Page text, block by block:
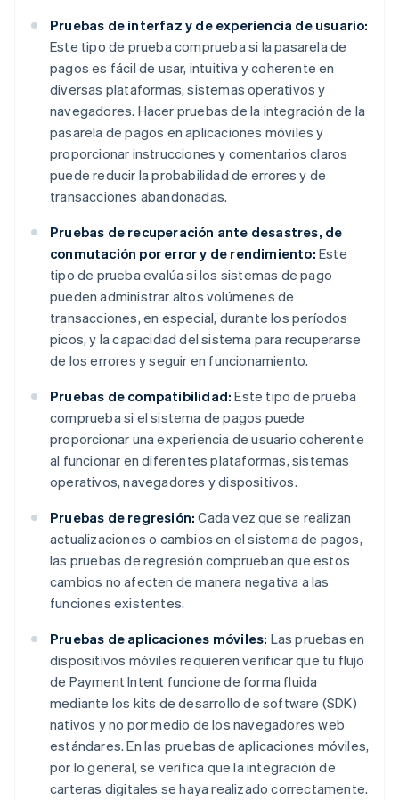
Pruebas de interfaz y de experiencia de usuario:
Este tipo de prueba comprueba si la pasarela de
pagos es fácil de usar, intuitiva y coherente en
diversas plataformas, sistemas operativos y
navegadores. Hacer pruebas de la integración de la
pasarela de pagos en aplicaciones móviles y
proporcionar instrucciones y comentarios claros
puede reducir la probabilidad de errores y de
transacciones abandonadas.
Pruebas de recuperación ante desastres, de
conmutación por error y de rendimiento: Este
tipo de prueba evalúa si los sistemas de pago
pueden administrar altos volúmenes de
transacciones, en especial, durante los períodos
picos, y la capacidad del sistema para recuperarse
de los errores y seguir en funcionamiento.
Pruebas de compatibilidad: Este tipo de prueba
comprueba si el sistema de pagos puede
proporcionar una experiencia de usuario coherente
al funcionar en diferentes plataformas, sistemas
operativos, navegadores y dispositivos.
Pruebas de regresión: Cada vez que se realizan
actualizaciones o cambios en el sistema de pagos,
las pruebas de regresión comprueban que estos
cambios no afecten de manera negativa a las
funciones existentes.
Pruebas de aplicaciones móviles: Las pruebas en
dispositivos móviles requieren verificar que tu flujo
de Payment Intent funcione de forma fluida
mediante los kits de desarrollo de software (SDK)
nativos y no por medio de los navegadores web
estándares. En las pruebas de aplicaciones móviles,
por lo general, se verifica que la integración de
carteras digitales se haya realizado correctamente.